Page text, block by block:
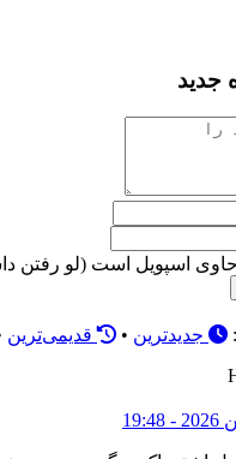
جدید
حاوی اسپویل است (لو رفتن
جدیدترین • قدیمی‌ترین